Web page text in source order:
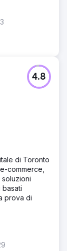
4.8
di Toronto
commerce,
basati
prova di